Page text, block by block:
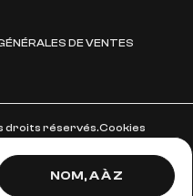
NOM, A À Z
DE VENTES
droits réservés.Cookies